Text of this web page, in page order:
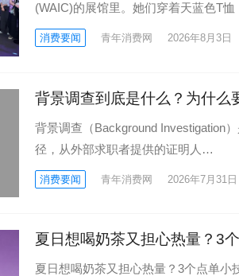
(WAIC)的展馆里。她们穿着天蓝色T
消费要闻 青年消费网 2026年8月3日
背景调查到底是什么？为什么
背景调查（Background Investigation
径，从外部求职者提供的证明人…
消费要闻 青年消费网 2026年7月31日
夏日想喝奶茶又担心热量？3
夏日想喝奶茶又担心热量？3个点单小